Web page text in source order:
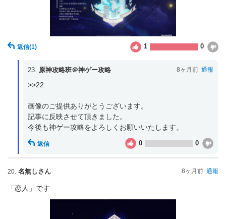
返信(1) 1 0
23. 原神攻略班＠神ゲー攻略 8ヶ月前 通報
>>22
画像のご提供ありがとうございます。
記事に反映させて頂きました。
今後も神ゲー攻略をよろしくお願いいたします。
返信 0 0
20. 名無しさん 8ヶ月前 通報
「恋人」です